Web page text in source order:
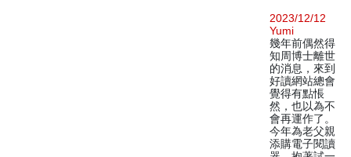
2023/12/12
Yumi
幾年前偶然得
知周博士離世
的消息，來到
好讀網站總會
覺得有點悵
然，也以為不
會再運作了。
今年為老父親
添購電子閱讀